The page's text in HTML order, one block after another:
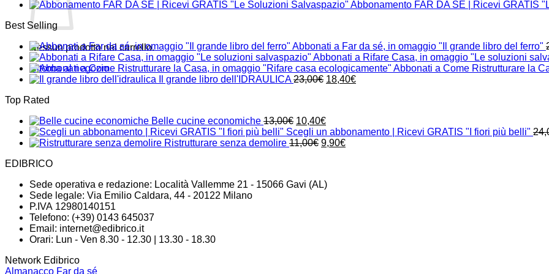
Nessun prodotto nel carrello.
Ritorna al negozio
Abbonamento FAR DA SÉ | Ricevi GRATIS
Best Selling
Abbonati a Far da sé, in omaggio "Il grande libro del ferro"
Abbonati a Rifare Casa, in omaggio "Le soluzioni
Abbonati a Come Ristrutturare la
Il grande libro dell'IDRAULICA 23,00€ Il
23,00€.
18,40€Il
Top Rated
Belle cucine economiche 13,00€ Il
prezzo
originale
10,40€Il
prezzo
attuale
Scegli un abbonamento | Ricevi GRATIS "I fiori più belli"
Ristrutturare senza demolire 11,00€ Il
11,00€.
9,90€Il
EDIBRICO
Sede operativa e redazione: Località Vallemme 21 - 15066 Gavi (AL)
Sede legale: Via Emilio Caldara, 44 - 20122 Milano
P.IVA 12980140151
Telefono: (+39) 0143 645037
Email: internet@edibrico.it
Orari: Lun - Ven 8.30 - 12.30 | 13.30 - 18.30
Network Edibrico
Almanacco Far da sé